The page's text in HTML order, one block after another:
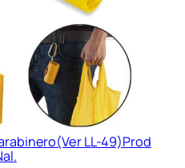
LL-49)Prod